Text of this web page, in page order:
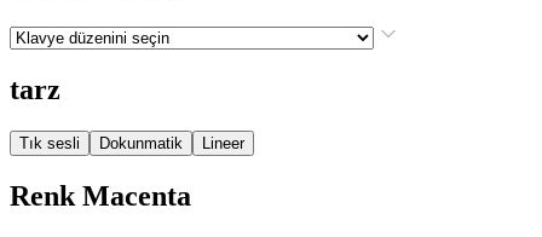
tarz
Tık sesli Dokunmatik Lineer
Renk Macenta